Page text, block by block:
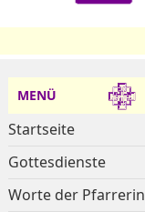
MENÜ
Startseite
Gottesdienste
Worte der Pfarrerin